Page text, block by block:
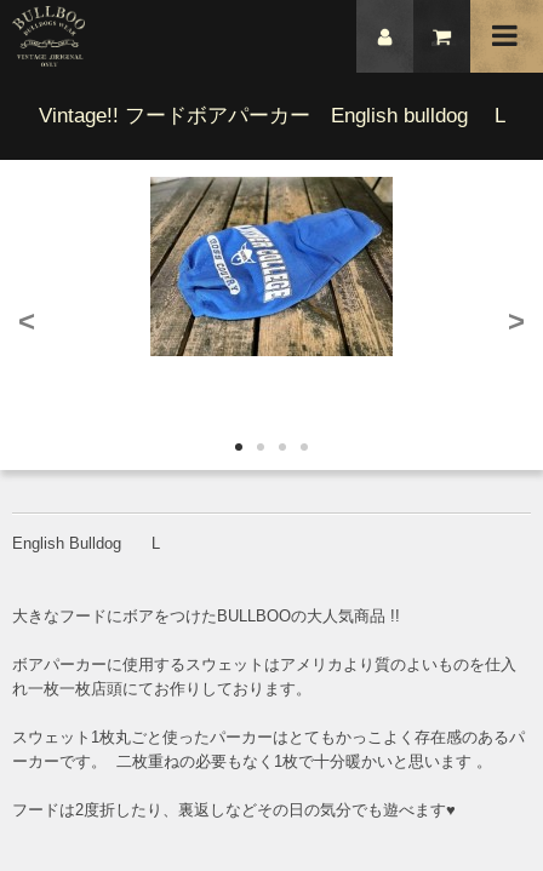
Vintage!! フードボアパーカー English bulldog L
< >
English Bulldog L
大きなフードにボアをつけたBULLBOOの大人気商品 !!
ボアパーカーに使用するスウェットはアメリカより質のよいものを仕入
れ一枚一枚店頭にてお作りしております。
スウェット1枚丸ごと使ったパーカーはとてもかっこよく存在感のあるパ
ーカーです。 二枚重ねの必要もなく1枚で十分暖かいと思います 。
フードは2度折したり、裏返しなどその日の気分でも遊べます♥